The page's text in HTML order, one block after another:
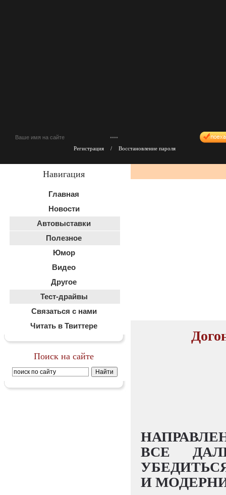
Регистрация / Восстановление пароля
Навигация
Главная
Новости
Автовыставки
Полезное
Юмор
Видео
Другое
Тест-драйвы
Связаться с нами
Читать в Твиттере
Поиск на сайте
ВСЕ
И